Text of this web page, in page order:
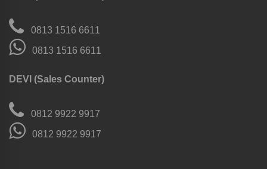
0813 1516 6611
0813 1516 6611
DEVI (Sales Counter)
0812 9922 9917
0812 9922 9917